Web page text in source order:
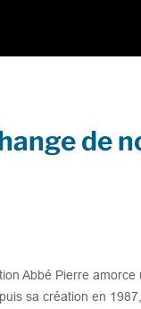
de
Abbé Pierre
sa création en